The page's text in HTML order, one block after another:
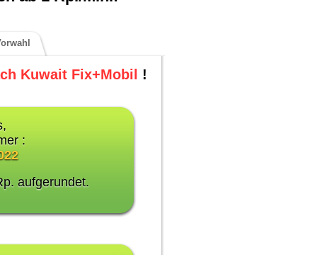
Kuwait Fix+Mobil !
:
aufgerundet.